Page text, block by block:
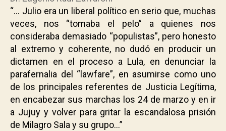
“… Julio era un liberal político en serio que, muchas
veces, nos “tomaba el pelo” a quienes nos
consideraba demasiado “populistas”, pero honesto
al extremo y coherente, no dudó en producir un
dictamen en el proceso a Lula, en denunciar la
parafernalia del “lawfare”, en asumirse como uno
de los principales referentes de Justicia Legítima,
en encabezar sus marchas los 24 de marzo y en ir
a Jujuy y volver para gritar la escandalosa prisión
de Milagro Sala y su grupo…”